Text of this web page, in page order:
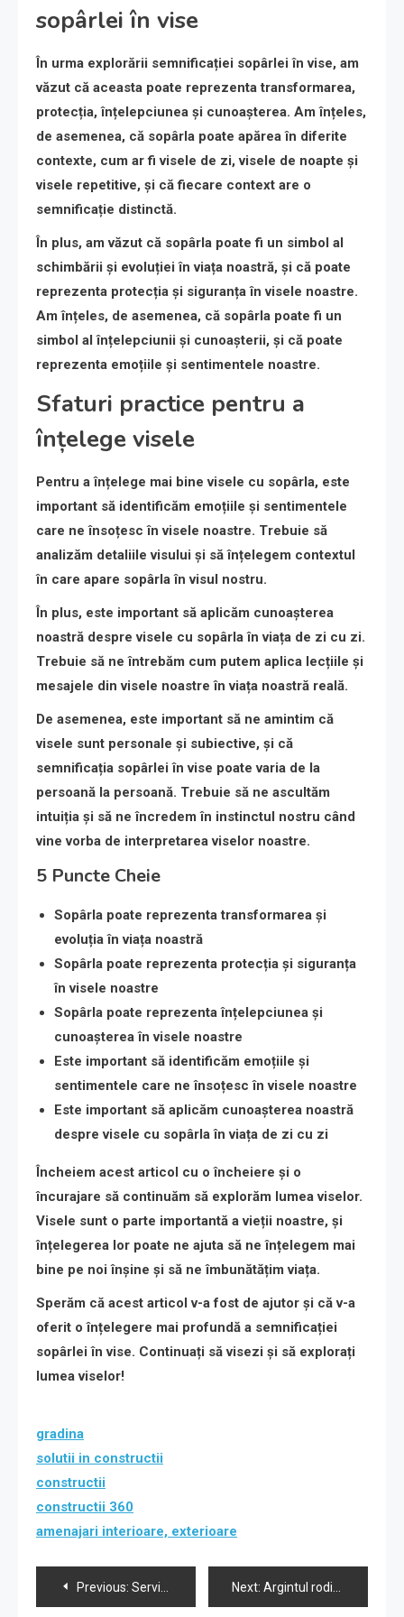
sopârlei în vise
În urma explorării semnificației sopârlei în vise, am
văzut că aceasta poate reprezenta transformarea,
protecția, înțelepciunea și cunoașterea. Am înțeles,
de asemenea, că sopârla poate apărea în diferite
contexte, cum ar fi visele de zi, visele de noapte și
visele repetitive, și că fiecare context are o
semnificație distinctă.
În plus, am văzut că sopârla poate fi un simbol al
schimbării și evoluției în viața noastră, și că poate
reprezenta protecția și siguranța în visele noastre.
Am înțeles, de asemenea, că sopârla poate fi un
simbol al înțelepciunii și cunoașterii, și că poate
reprezenta emoțiile și sentimentele noastre.
Sfaturi practice pentru a
înțelege visele
Pentru a înțelege mai bine visele cu sopârla, este
important să identificăm emoțiile și sentimentele
care ne însoțesc în visele noastre. Trebuie să
analizăm detaliile visului și să înțelegem contextul
în care apare sopârla în visul nostru.
În plus, este important să aplicăm cunoașterea
noastră despre visele cu sopârla în viața de zi cu zi.
Trebuie să ne întrebăm cum putem aplica lecțiile și
mesajele din visele noastre în viața noastră reală.
De asemenea, este important să ne amintim că
visele sunt personale și subiective, și că
semnificația sopârlei în vise poate varia de la
persoană la persoană. Trebuie să ne ascultăm
intuiția și să ne încredem în instinctul nostru când
vine vorba de interpretarea viselor noastre.
5 Puncte Cheie
Sopârla poate reprezenta transformarea și
evoluția în viața noastră
Sopârla poate reprezenta protecția și siguranța
în visele noastre
Sopârla poate reprezenta înțelepciunea și
cunoașterea în visele noastre
Este important să identificăm emoțiile și
sentimentele care ne însoțesc în visele noastre
Este important să aplicăm cunoașterea noastră
despre visele cu sopârla în viața de zi cu zi
Încheiem acest articol cu o încheiere și o
încurajare să continuăm să explorăm lumea viselor.
Visele sunt o parte importantă a vieții noastre, și
înțelegerea lor poate ne ajuta să ne înțelegem mai
bine pe noi înșine și să ne îmbunătățim viața.
Sperăm că acest articol v-a fost de ajutor și că v-a
oferit o înțelegere mai profundă a semnificației
sopârlei în vise. Continuați să visezi și să explorați
lumea viselor!
gradina
solutii in constructii
constructii
constructii 360
amenajari interioare, exterioare
Navigare
Previous: Servicii de transport rapid și sigur cu UPS. Next: Argintul rodiat în diverse aplicații practice.